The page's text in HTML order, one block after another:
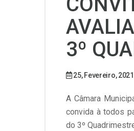
3º
25, Fevereiro, 2021
A Câmara
convida à todos
do 3º